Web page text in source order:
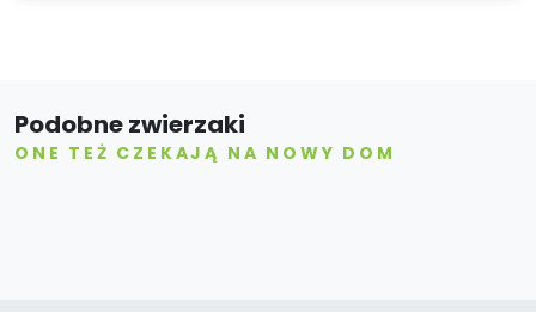
Podobne zwierzaki
ONE TEŻ CZEKAJĄ NA NOWY DOM